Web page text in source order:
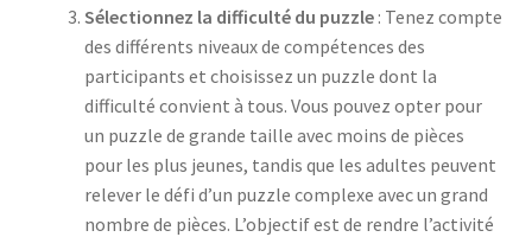
Sélectionnez la difficulté du puzzle: Tenez compte
des différents niveaux de compétences des
participants et choisissez un puzzle dont la
difficulté convient à tous. Vous pouvez opter pour
un puzzle de grande taille avec moins de pièces
pour les plus jeunes, tandis que les adultes peuvent
relever le défi d’un puzzle complexe avec un grand
nombre de pièces. L’objectif est de rendre l’activité